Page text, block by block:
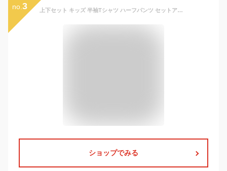
no. 3 上下セット キッズ 半袖Tシャツ ハーフパンツ セットアップ 子供 ショートパンツ ボーダー 迷彩 カモフラ おそろい パジャマ 男の子 夏 半すぼん 110 120 130 140 150 160
ショップでみる